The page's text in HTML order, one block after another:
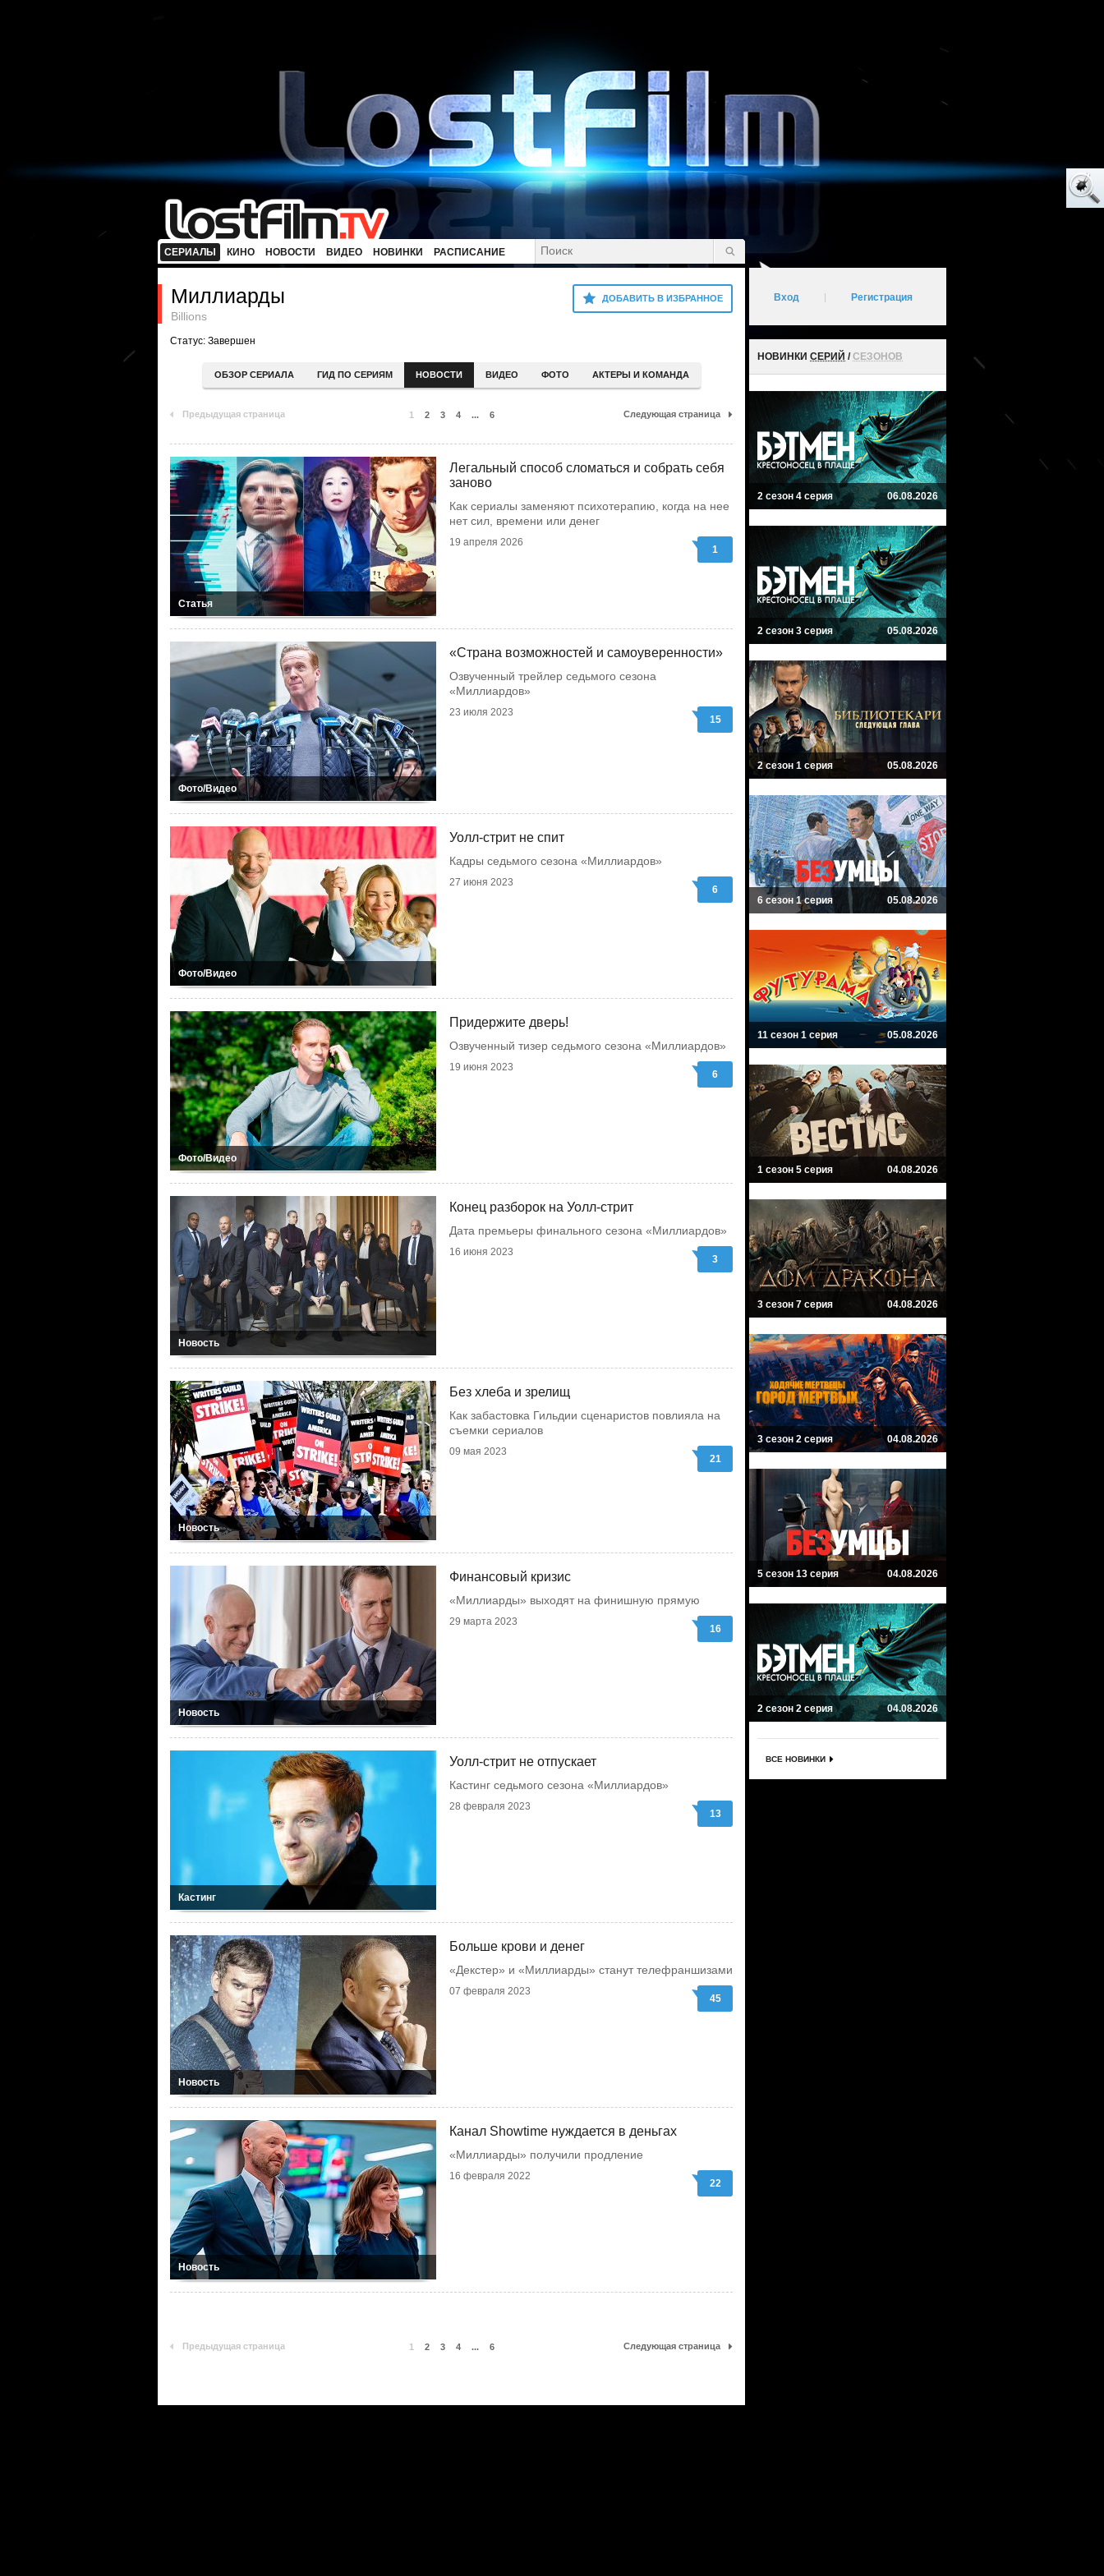
СЕРИАЛЫ КИНО НОВОСТИ ВИДЕО НОВИНКИ РАСПИСАНИЕ
ДОБАВИТЬ В ИЗБРАННОЕ
Миллиарды
Billions
Статус: Завершен
ОБЗОР СЕРИАЛА ГИД ПО СЕРИЯМ НОВОСТИ ВИДЕО ФОТО АКТЕРЫ И КОМАНДА
Предыдущая страница 1 2 3 4 ... 6 Следующая страница
Статья
Легальный способ сломаться и собрать себя
заново
Как сериалы заменяют психотерапию, когда на нее
нет сил, времени или денег
19 апреля 2026
1
Фото/Видео
«Страна возможностей и самоуверенности»
Озвученный трейлер седьмого сезона
«Миллиардов»
23 июля 2023
15
Фото/Видео
Уолл-стрит не спит
Кадры седьмого сезона «Миллиардов»
27 июня 2023
6
Фото/Видео
Придержите дверь!
Озвученный тизер седьмого сезона «Миллиардов»
19 июня 2023
6
Новость
Конец разборок на Уолл-стрит
Дата премьеры финального сезона «Миллиардов»
16 июня 2023
3
Новость
Без хлеба и зрелищ
Как забастовка Гильдии сценаристов повлияла на
съемки сериалов
09 мая 2023
21
Новость
Финансовый кризис
«Миллиарды» выходят на финишную прямую
29 марта 2023
16
Кастинг
Уолл-стрит не отпускает
Кастинг седьмого сезона «Миллиардов»
28 февраля 2023
13
Новость
Больше крови и денег
«Декстер» и «Миллиарды» станут телефраншизами
07 февраля 2023
45
Новость
Канал Showtime нуждается в деньгах
«Миллиарды» получили продление
16 февраля 2022
22
Предыдущая страница 1 2 3 4 ... 6 Следующая страница
Вход Регистрация
НОВИНКИ СЕРИЙ /СЕЗОНОВ
2 сезон 4 серия 06.08.2026
2 сезон 3 серия 05.08.2026
2 сезон 1 серия 05.08.2026
6 сезон 1 серия 05.08.2026
11 сезон 1 серия 05.08.2026
1 сезон 5 серия 04.08.2026
3 сезон 7 серия 04.08.2026
3 сезон 2 серия 04.08.2026
5 сезон 13 серия 04.08.2026
2 сезон 2 серия 04.08.2026
ВСЕ НОВИНКИ